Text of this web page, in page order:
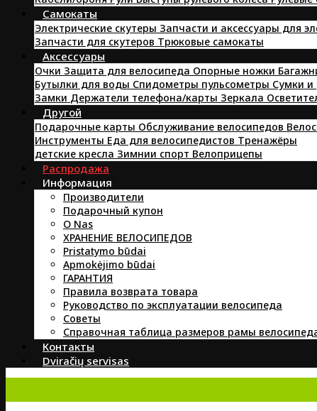
Самокаты
Электрические скутеры Запчасти и аксессуары для
Запчасти для скутеров Трюковые самокаты
Аксессуары
Очки Защита для велосипеда Опорные ножки
Бутылки для воды Спидометры пульсометры Сумки и
Замки Держатели телефона/карты Зеркала
Другой
Подарочные карты Обслуживание велосипедов
Инструменты Еда для велосипедистов Tренажёры
детские кресла Зимнии спорт Велоприцепы
Распродажа
Информация
Производители
Подарочный купон
O Nas
ХРАНЕНИЕ ВЕЛОСИПЕДОВ
Pristatymo būdai
Apmokėjimo būdai
ГАРАНТИЯ
Правила возврата товара
Руководство по эксплуатации велосипеда
Советы
Справочная таблица размеров рамы
Контакты
Dviračių servisas